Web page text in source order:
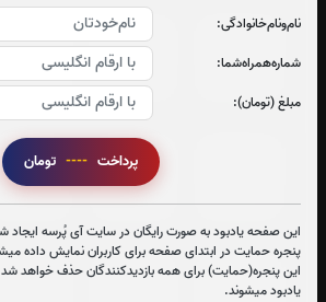
نام‌و‌نام‌خانوادگی:
شماره‌همراه‌شما:
مبلغ (تومان):
پرداخت ----
این صفحه یادبود به صورت رایگان در سایت آی پُرسه
پنجره حمایت در ابتدای صفحه برای کاربران نمایش داده
این پنجره(حمایت) برای همه بازدیدکنندگان حذف خواهد
یادبود میشوند.
جزء 14
0بار
جزء 15
0بار
0بار
جزء 18
0بار
جزء 19
0بار
جزء 21
جزء 22
جزء 23